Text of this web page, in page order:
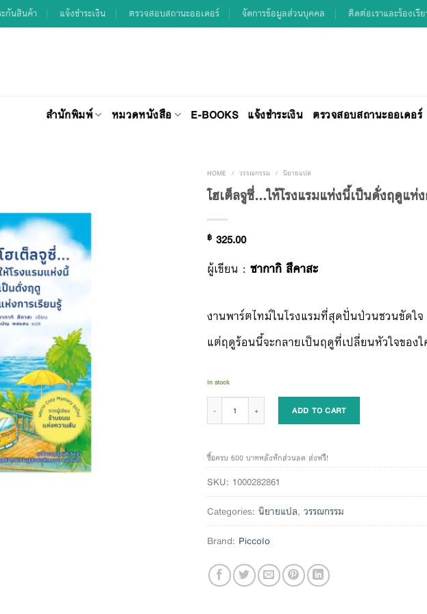
กันสินค้า แจ้งชำระเงิน ตรวจสอบสถานะออเดอร์ จัดการข้อมูลส่วนบุคคล ติดต่อเราและร้องเรี
สำนักพิมพ์ หมวดหนังสือ E-BOOKS แจ้งชำระเงิน ตรวจสอบสถานะออเดอร์
HOME / วรรณกรรม / นิยายแปล
โฮเต็ลจูซี่…ให้โรงแรมแห่งนี้เป็นดั่งฤดูแห่ง
฿ 325.00
ผู้เขียน : ซากากิ สึคาสะ
งานพาร์ตไทม์ในโรงแรมที่สุดปั่นป่วนชวนขัดใจ
แต่ฤดูร้อนนี้จะกลายเป็นฤดูที่เปลี่ยนหัวใจของ
In stock
ADD TO CART
ซื้อครบ 600 บาทหลังหักส่วนลด ส่งฟรี!
SKU: 1000282861
Categories: นิยายแปล, วรรณกรรม
Brand: Piccolo